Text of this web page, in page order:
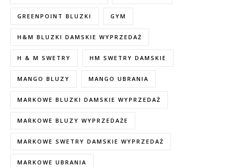
GREENPOINT BLUZKI GYM
H&M BLUZKI DAMSKIE WYPRZEDAŻ
H & M SWETRY HM SWETRY DAMSKIE
MANGO BLUZY MANGO UBRANIA
MARKOWE BLUZKI DAMSKIE WYPRZEDAŻ
MARKOWE BLUZY WYPRZEDAŻE
MARKOWE SWETRY DAMSKIE WYPRZEDAŻ
MARKOWE UBRANIA